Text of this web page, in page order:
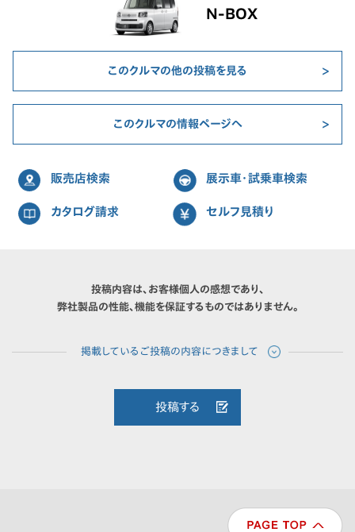
N-BOX
このクルマの他の投稿を見る
このクルマの情報ページへ
販売店検索 展示車・試乗車検索
カタログ請求 セルフ見積り
投稿内容は、お客様個人の感想であり、
弊社製品の性能、機能を保証するものではありません。
投稿する